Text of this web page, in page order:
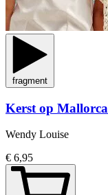
fragment
Kerst op Mallorca
Wendy Louise
€ 6,95